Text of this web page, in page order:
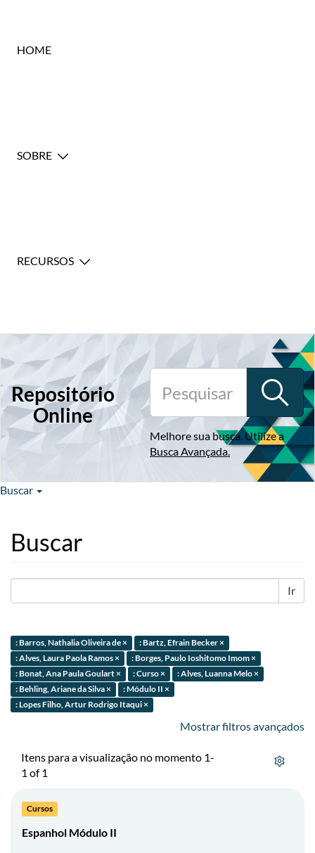
HOME
SOBRE
RECURSOS
Repositório
Online
Melhore sua busca. Utilize a
Busca Avançada.
Buscar
Buscar
Ir
: Barros, Nathalia Oliveira de ×
: Bartz, Efrain Becker ×
: Alves, Laura Paola Ramos ×
: Borges, Paulo Ioshitomo Imom ×
: Bonat, Ana Paula Goulart ×
: Curso ×
: Alves, Luanna Melo ×
: Behling, Ariane da Silva ×
: Módulo II ×
: Lopes Filho, Artur Rodrigo Itaqui ×
Mostrar filtros avançados
Itens para a visualização no momento 1-
1 of 1
Cursos
Espanhol Módulo II